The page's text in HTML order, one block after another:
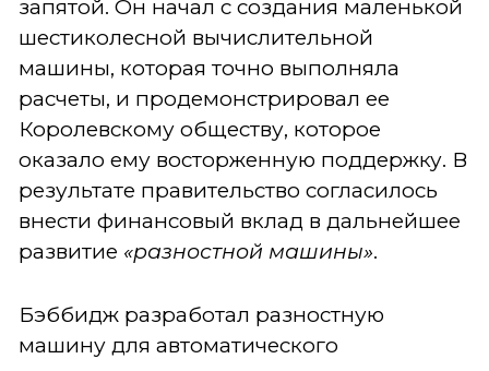
запятой. Он начал с создания маленькой
шестиколесной вычислительной
машины, которая точно выполняла
расчеты, и продемонстрировал ее
Королевскому обществу, которое
оказало ему восторженную поддержку. В
результате правительство согласилось
внести финансовый вклад в дальнейшее
развитие «разностной машины».
Бэббидж разработал разностную
машину для автоматического